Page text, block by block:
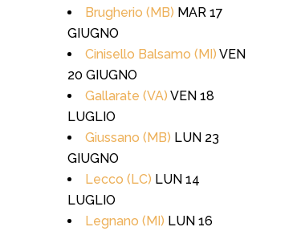
Brugherio (MB) MAR 17
GIUGNO
Cinisello Balsamo (MI) VEN
20 GIUGNO
Gallarate (VA) VEN 18
LUGLIO
Giussano (MB) LUN 23
GIUGNO
Lecco (LC) LUN 14
LUGLIO
Legnano (MI) LUN 16